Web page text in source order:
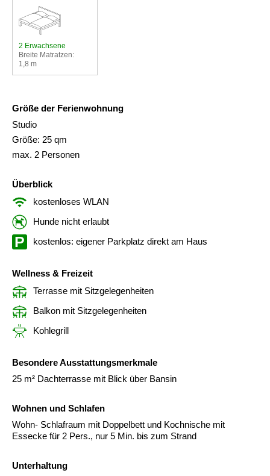
2 Erwachsene
Breite Matratzen:
1,8 m
Größe der Ferienwohnung
Studio
Größe: 25 qm
max. 2 Personen
Überblick
kostenloses WLAN
Hunde nicht erlaubt
kostenlos: eigener Parkplatz direkt am Haus
Wellness & Freizeit
Terrasse mit Sitzgelegenheiten
Balkon mit Sitzgelegenheiten
Kohlegrill
Besondere Ausstattungsmerkmale
25 m² Dachterrasse mit Blick über Bansin
Wohnen und Schlafen
Wohn- Schlafraum mit Doppelbett und Kochnische mit
Essecke für 2 Pers., nur 5 Min. bis zum Strand
Unterhaltung